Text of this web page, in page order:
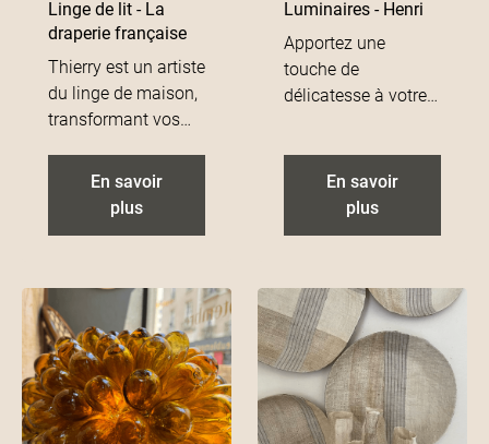
Linge de lit - La
draperie française
Thierry est un artiste
du linge de maison,
transformant vos
de paix. Il conçoit
un linge épais de
adorer !
En savoir
plus
Luminaires - Henri
Apportez une
touche de
délicatesse à votre
écologiques avec
des journaux
En savoir
plus